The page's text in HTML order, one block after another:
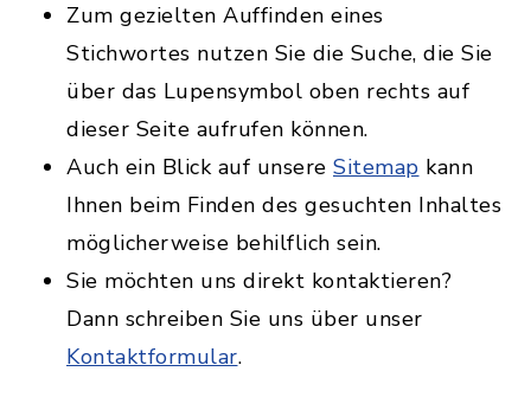
Zum gezielten Auffinden eines
Stichwortes nutzen Sie die Suche, die Sie
über das Lupensymbol oben rechts auf
dieser Seite aufrufen können.
Auch ein Blick auf unsere Sitemap kann
Ihnen beim Finden des gesuchten Inhaltes
möglicherweise behilflich sein.
Sie möchten uns direkt kontaktieren?
Dann schreiben Sie uns über unser
Kontaktformular.